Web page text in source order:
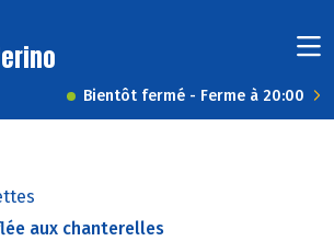
Bientôt fermé - Ferme à 20:00
aux chanterelles